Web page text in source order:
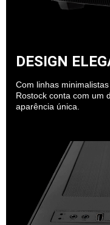
DESIGN
Com linhas
Rostock conta com um
aparência única.